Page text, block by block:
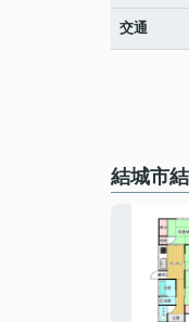
交通
結城市